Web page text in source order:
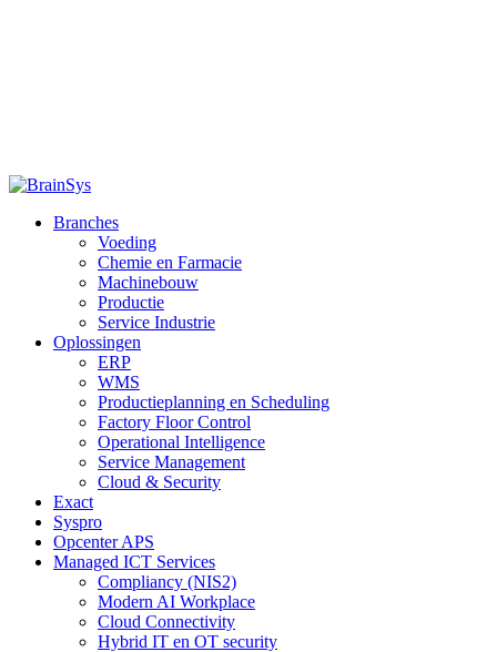
Branches
Voeding
Chemie en Farmacie
Machinebouw
Productie
Service Industrie
Oplossingen
ERP
WMS
Productieplanning en Scheduling
Factory Floor Control
Operational Intelligence
Service Management
Cloud & Security
Exact
Syspro
Opcenter APS
Managed ICT Services
Compliancy (NIS2)
Modern AI Workplace
Cloud Connectivity
Hybrid IT en OT security